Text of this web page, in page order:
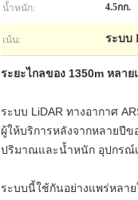
น้ำหนัก: 4.5กก.
เน้น: ระบบ
ระยะไกลของ 1350m หลา
ระบบ LiDAR ทางอากาศ
ผู้ให้บริการหลังจากหลายปี
ปริมาณและน้ำหนัก อุปกรณ์เ
ระบบนี้ใช้กันอย่างแพร่หลา